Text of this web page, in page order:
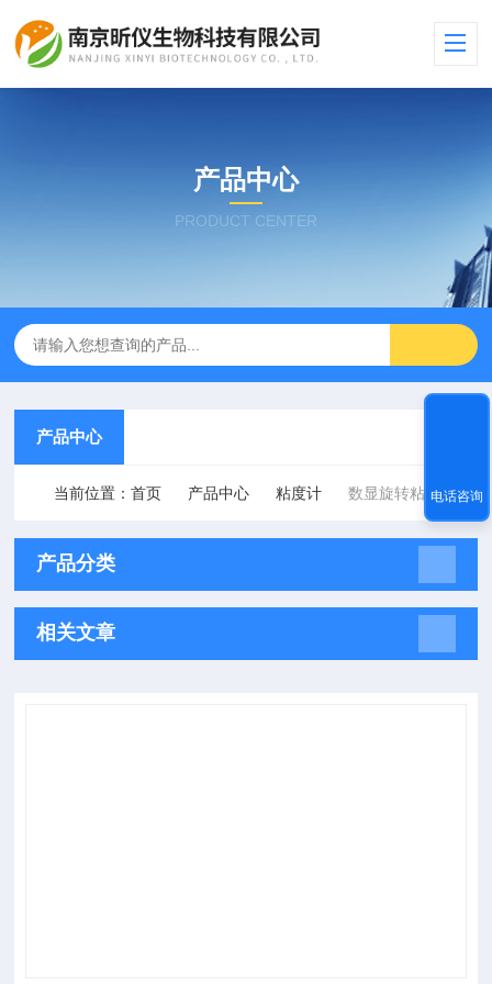
产品中心
PRODUCT CENTER
产品中心
当前位置：首页 产品中心 粘度计 数显旋转粘度计
产品分类
相关文章
电话咨询